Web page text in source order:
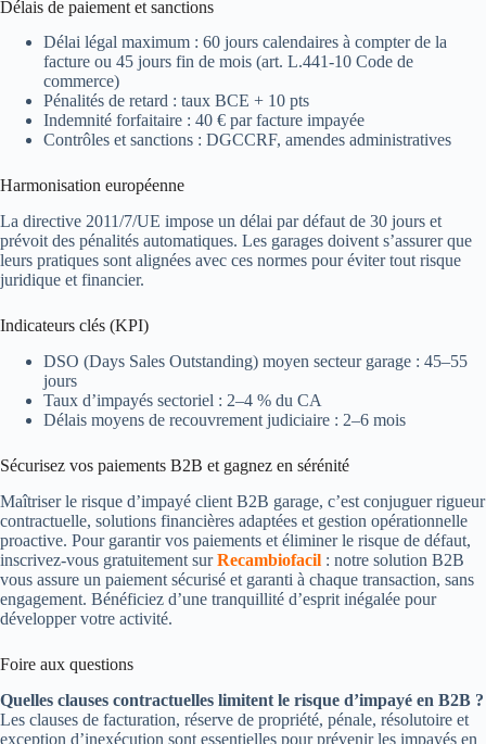
Délais de paiement et sanctions
Délai légal maximum : 60 jours calendaires à compter de la
facture ou 45 jours fin de mois (art. L.441-10 Code de
commerce)
Pénalités de retard : taux BCE + 10 pts
Indemnité forfaitaire : 40 € par facture impayée
Contrôles et sanctions : DGCCRF, amendes administratives
Harmonisation européenne
La directive 2011/7/UE impose un délai par défaut de 30 jours et
prévoit des pénalités automatiques. Les garages doivent s’assurer que
leurs pratiques sont alignées avec ces normes pour éviter tout risque
juridique et financier.
Indicateurs clés (KPI)
DSO (Days Sales Outstanding) moyen secteur garage : 45–55
jours
Taux d’impayés sectoriel : 2–4 % du CA
Délais moyens de recouvrement judiciaire : 2–6 mois
Sécurisez vos paiements B2B et gagnez en sérénité
Maîtriser le risque d’impayé client B2B garage, c’est conjuguer rigueur
contractuelle, solutions financières adaptées et gestion opérationnelle
proactive. Pour garantir vos paiements et éliminer le risque de défaut,
inscrivez-vous gratuitement surRecambiofacil : notre solution B2B
vous assure un paiement sécurisé et garanti à chaque transaction, sans
engagement. Bénéficiez d’une tranquillité d’esprit inégalée pour
développer votre activité.
Foire aux questions
Quelles clauses contractuelles limitent le risque d’impayé en B2B ?
Les clauses de facturation, réserve de propriété, pénale, résolutoire et
exception d’inexécution sont essentielles pour prévenir les impayés en